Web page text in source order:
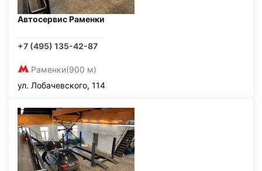
Автосервис Раменки
+7 (495) 135-42-87
Раменки(900 м)
ул. Лобачевского, 114